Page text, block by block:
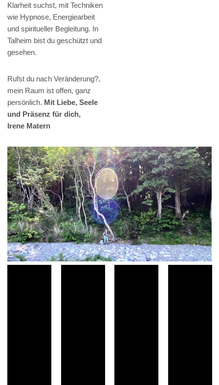
Klarheit suchst, mit Techniken
wie Hypnose, Energiearbeit
und spiritueller Begleitung. In
Talheim bist du geschützt und
gesehen.
Rufst du nach Veränderung?,
mein Raum ist offen, ganz
persönlich. Mit Liebe, Seele
und Präsenz für dich,
Irene Matern